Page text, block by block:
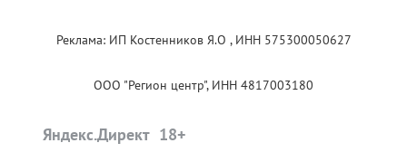
Реклама: ИП Костенников Я.О , ИНН 575300050627
ООО "Регион центр", ИНН 4817003180
Яндекс.Директ